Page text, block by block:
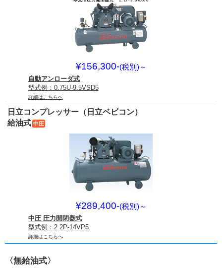
¥156,300-(税別) ～
自動アンローダ式
型式例：0.75U-9.5VSD5
詳細はこちらへ
日立コンプレッサー（日立ベビコン）
給油式 中圧
¥289,400-(税別) ～
中圧 圧力開閉器式
型式例：2.2P-14VP5
詳細はこちらへ
〈無給油式〉